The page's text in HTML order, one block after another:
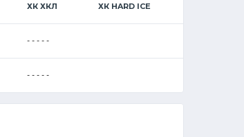
ХК ХКЛ ХК HARD ICE
- - - - -
- - - - -